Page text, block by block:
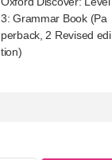
3: Grammar Book (Pa
perback, 2 Revised edi
tion)